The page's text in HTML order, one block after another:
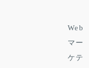
Web
マー
ケテ